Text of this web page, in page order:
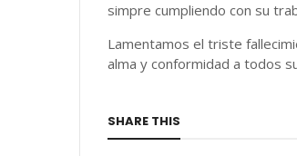
simpre cumpliendo con su
Lamentamos el triste
alma y conformidad a todos
SHARE THIS